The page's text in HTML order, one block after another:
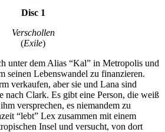
Disc 1
Verschollen
(Exile)
unter dem Alias “Kal” in Metropolis und
seinen Lebenswandel zu finanzieren.
verkaufen, aber sie und Lana sind
nach Clark. Es gibt eine Person, die weiß
versprechen, es niemandem zu
“lebt” Lex zusammen mit einem
Insel und versucht, von dort